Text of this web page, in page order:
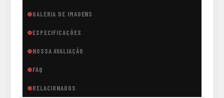
GALERIA DE IMAGENS
ESPECIFICAÇÕES
NOSSA AVALIAÇÃO
FAQ
RELACIONADOS